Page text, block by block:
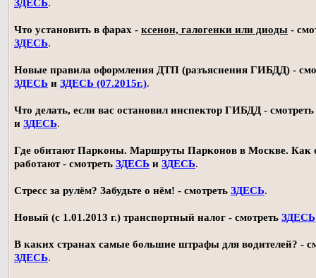
ЗДЕСЬ.
Что установить в фарах - ксенон, галогенки или диоды -
ЗДЕСЬ.
Новые правила оформления ДТП (разъяснения ГИБДД) -
ЗДЕСЬ и ЗДЕСЬ (07.2015г.).
Что делать, если вас остановил инспектор ГИБДД - смотреть
и ЗДЕСЬ.
Где обитают Парконы. Маршруты Парконов в Москве. Как
работают - смотреть ЗДЕСЬ и ЗДЕСЬ.
Стресс за рулём? Забудьте о нём! - смотреть ЗДЕСЬ.
Новый (с 1.01.2013 г.) транспортный налог - смотреть ЗДЕСЬ
В каких странах самые большие штрафы для водителей? -
ЗДЕСЬ.